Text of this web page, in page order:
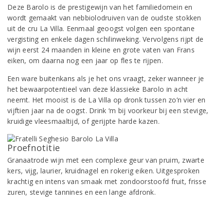
Deze Barolo is de prestigewijn van het familiedomein en
wordt gemaakt van nebbiolodruiven van de oudste stokken
uit de cru La Villa. Eenmaal geoogst volgen een spontane
vergisting en enkele dagen schilinweking. Vervolgens rijpt de
wijn eerst 24 maanden in kleine en grote vaten van Frans
eiken, om daarna nog een jaar op fles te rijpen.
Een ware buitenkans als je het ons vraagt, zeker wanneer je
het bewaarpotentieel van deze klassieke Barolo in acht
neemt. Het mooist is de La Villa op dronk tussen zo’n vier en
vijftien jaar na de oogst. Drink ‘m bij voorkeur bij een stevige,
kruidige vleesmaaltijd, of gerijpte harde kazen.
Proefnotitie
Granaatrode wijn met een complexe geur van pruim, zwarte
kers, vijg, laurier, kruidnagel en rokerig eiken. Uitgesproken
krachtig en intens van smaak met zondoorstoofd fruit, frisse
zuren, stevige tannines en een lange afdronk.